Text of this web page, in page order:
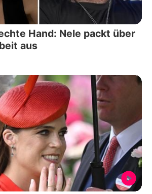
Hand: Nele packt über
aus